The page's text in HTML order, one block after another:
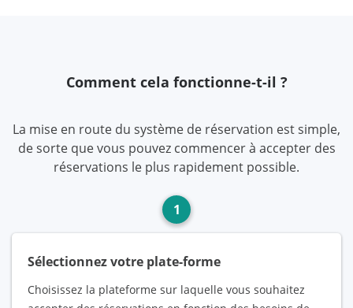
Comment cela fonctionne-t-il ?
La mise en route du système de réservation est simple,
de sorte que vous pouvez commencer à accepter des
réservations le plus rapidement possible.
1
Sélectionnez votre plate-forme
Choisissez la plateforme sur laquelle vous souhaitez